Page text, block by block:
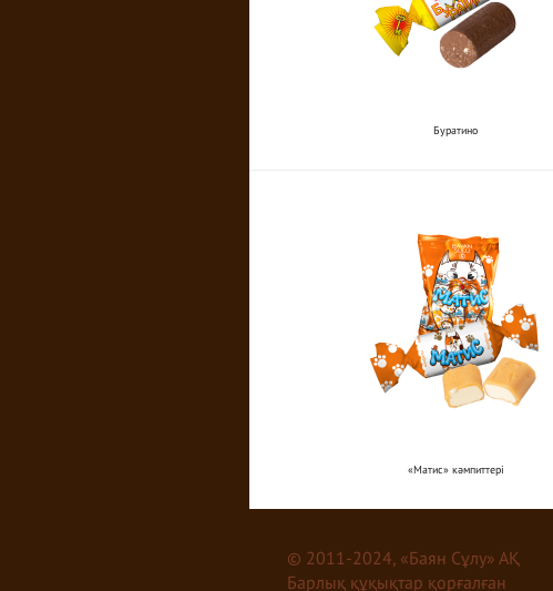
Буратино
«Матис» кәмпиттері
© 2011-2024, «Баян Сұлу» АҚ
Барлық құқықтар қорғалған